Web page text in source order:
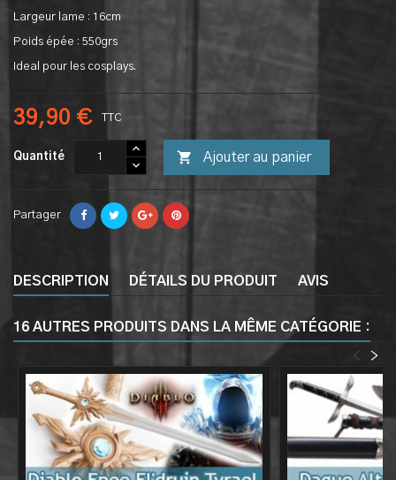
Largeur lame : 16cm
Poids épée : 550grs
Ideal pour les cosplays.
39,90 € TTC
Quantité  Ajouter au panier
Partager
DESCRIPTION DÉTAILS DU PRODUIT AVIS
16 AUTRES PRODUITS DANS LA MÊME CATÉGORIE :
>
<